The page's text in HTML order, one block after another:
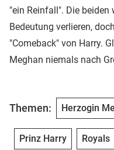
"ein Reinfall". Die
Bedeutung verlieren,
"Comeback" von Harry.
Meghan niemals nach
Themen: Herzogin
Prinz Harry Royals